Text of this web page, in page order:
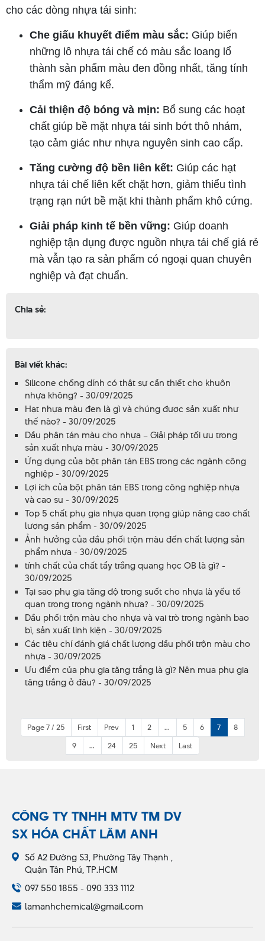
cho các dòng nhựa tái sinh:
Che giấu khuyết điểm màu sắc: Giúp biến
những lô nhựa tái chế có màu sắc loang lổ
thành sản phẩm màu đen đồng nhất, tăng tính
thẩm mỹ đáng kể.
Cải thiện độ bóng và mịn: Bổ sung các hoạt
chất giúp bề mặt nhựa tái sinh bớt thô nhám,
tạo cảm giác như nhựa nguyên sinh cao cấp.
Tăng cường độ bền liên kết: Giúp các hạt
nhựa tái chế liên kết chặt hơn, giảm thiểu tình
trạng rạn nứt bề mặt khi thành phẩm khô cứng.
Giải pháp kinh tế bền vững: Giúp doanh
nghiệp tận dụng được nguồn nhựa tái chế giá rẻ
mà vẫn tạo ra sản phẩm có ngoại quan chuyên
nghiệp và đạt chuẩn.
Chia sẻ:
Bài viết khác:
Silicone chống dính có thật sự cần thiết cho khuôn
nhựa không? - 30/09/2025
Hạt nhựa màu đen là gì và chúng được sản xuất như
thế nào? - 30/09/2025
Dầu phân tán màu cho nhựa – Giải pháp tối ưu trong
sản xuất nhựa màu - 30/09/2025
Ứng dụng của bột phân tán EBS trong các ngành công
nghiệp - 30/09/2025
Lợi ích của bột phân tán EBS trong công nghiệp nhựa
và cao su - 30/09/2025
Top 5 chất phụ gia nhựa quan trọng giúp nâng cao chất
lượng sản phẩm - 30/09/2025
Ảnh hưởng của dầu phối trộn màu đến chất lượng sản
phẩm nhựa - 30/09/2025
tính chất của chất tẩy trắng quang học OB là gì? -
30/09/2025
Tại sao phụ gia tăng độ trong suốt cho nhựa là yếu tố
quan trọng trong ngành nhựa? - 30/09/2025
Dầu phối trộn màu cho nhựa và vai trò trong ngành bao
bì, sản xuất linh kiện - 30/09/2025
Các tiêu chí đánh giá chất lượng dầu phối trộn màu cho
nhựa - 30/09/2025
Ưu điểm của phụ gia tăng trắng là gì? Nên mua phụ gia
tăng trắng ở đâu? - 30/09/2025
Page 7 / 25 First Prev 1 2 ... 5 6 7
8
9
... 24 25 Next Last
CÔNG TY TNHH MTV TM DV
SX HÓA CHẤT LÂM ANH
Số A2 Đường S3, Phường Tây Thạnh ,
Quận Tân Phú, TP.HCM
097 550 1855 - 090 333 1112
lamanhchemical@gmail.com